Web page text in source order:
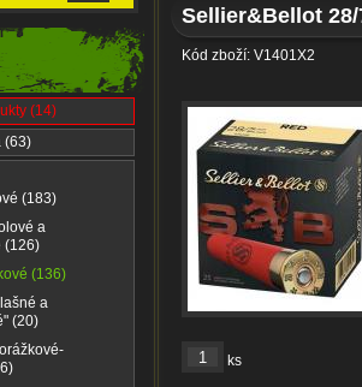
(14)
(63)
(183)
a
(126)
(136)
a
(20)
Sellier&Bellot 28/
Kód zboží: V1401X2
ks